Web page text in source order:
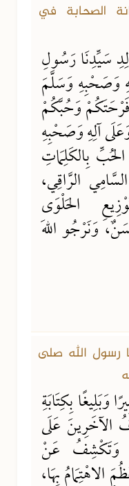
الصحابة في
سَيِّدِنَا رَسُولِ
وَصَحْبِهِ وَسَلَّمَ
وَحُبَّكُمْ
آلِهِ وَصَحْبِهِ
بِالكَلِمَاتِ
الرَّاقِي،
الحَلْوَى
وَنَرْجُو اللهَ
رسول الله صلى
وَبَلِيغًا بِكِتَابَةِ
الآخَرِينَ عَلَى
وَتَكْشِفُ عَنْ
بِهَا،